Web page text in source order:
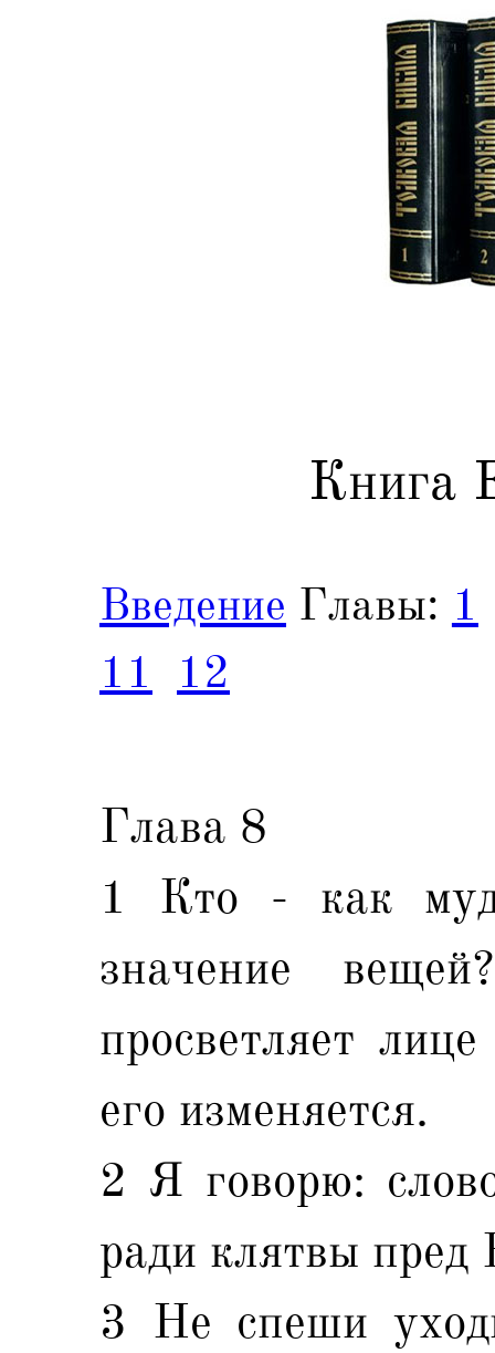
Книга
Введение Главы: 1
11
12
Глава 8
1 Кто - как
значение
просветляет
его изменяется.
2 Я говорю:
ради клятвы пред
3 Не спеши